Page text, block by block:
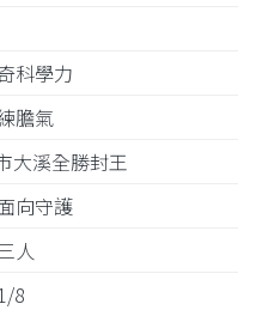
科學力
膽氣
大溪全勝封王
向守護
人
8